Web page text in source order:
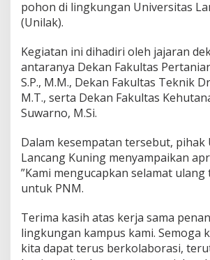
pohon di lingkungan Universitas
(Unilak).
Kegiatan ini dihadiri oleh jajaran
antaranya Dekan Fakultas
S.P., M.M., Dekan Fakultas Teknik
M.T., serta Dekan Fakultas
Suwarno, M.Si.
​Dalam kesempatan tersebut, pihak
Lancang Kuning menyampaikan
​”Kami mengucapkan selamat
untuk PNM.
Terima kasih atas kerja sama
lingkungan kampus kami. Semoga
kita dapat terus berkolaborasi,